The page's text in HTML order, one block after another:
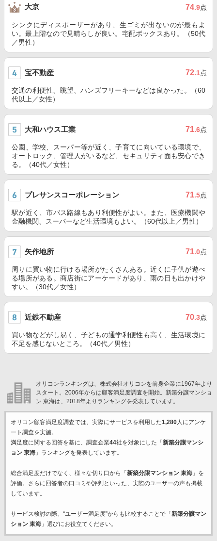
大京 74.9点
シンクにディスポーザーがあり、生ゴミが出ないのが最もよ
い。最上階なので見晴らしが良い。宅配ボックスあり。（50代
／男性）
宝不動産 72.1点
交通の利便性、眺望、ハンズフリーキーなどは良かった。（60
代以上／女性）
大和ハウス工業 71.6点
公園、学校、スーパー等が近く、子育てに向いている環境で、
オートロック、管理人がいるなど、セキュリティ面も安心でき
る。（40代／女性）
プレサンスコーポレーション 71.5点
駅が近く、市バス路線もあり利便性がよい。また、医療機関や
金融機関、スーパーなど生活環境もよい。（60代以上／男性）
矢作地所 71.0点
周りに買い物に行ける場所がたくさんある。近くに子供が遊べ
る場所がある。商店街にアーケードがあり、雨の日も出かけや
すい。（30代／女性）
近鉄不動産 70.3点
買い物などがし易く、子どもの通学利便性も高く、生活環境に
不足を感じないところ。（40代／男性）
オリコンランキングは、株式会社オリコンを前身企業に1967年より
スタート。2006年からは顧客満足度調査を開始。新築分譲マンショ
ン 東海は、2018年よりランキングを発表しています。
オリコン顧客満足度調査では、実際にサービスを利用した1,280人にアンケ
ート調査を実施。
満足度に関する回答を基に、調査企業44社を対象にした「 新築分譲マンシ
ョン 東海」ランキングを発表しています。
総合満足度だけでなく、様々な切り口から「 新築分譲マンション 東海」を
評価。さらに回答者の口コミや評判といった、実際のユーザーの声も掲載
しています。
サービス検討の際、“ユーザー満足度”からも比較することで「 新築分譲マン
ション 東海」選びにお役立てください。